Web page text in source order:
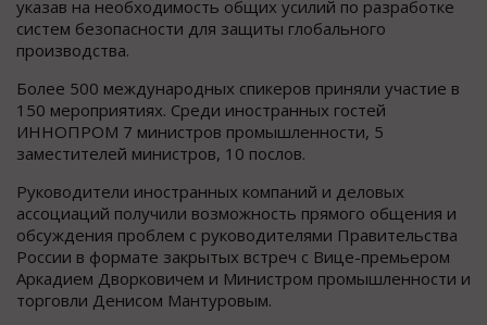
указав на необходимость общих усилий по разработке
систем безопасности для защиты глобального
производства.
Более 500 международных спикеров приняли участие в
150 мероприятиях. Среди иностранных гостей
ИННОПРОМ 7 министров промышленности, 5
заместителей министров, 10 послов.
Руководители иностранных компаний и деловых
ассоциаций получили возможность прямого общения и
обсуждения проблем с руководителями Правительства
России в формате закрытых встреч с Вице-премьером
Аркадием Дворковичем и Министром промышленности и
торговли Денисом Мантуровым.